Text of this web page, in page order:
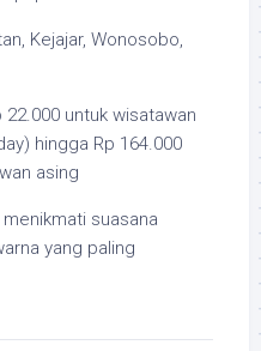
Kejajar, Wonosobo,
22.000 untuk wisatawan
hingga Rp 164.000
asing
suasana
yang paling